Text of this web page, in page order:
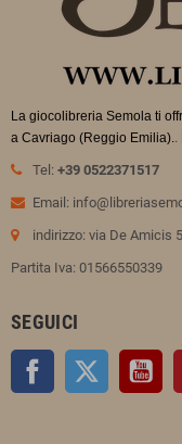
La giocolibreria Semola ti
a Cavriago (Reggio Emilia)..
Tel: +39 0522371517
Email:
indirizzo: via De Amicis
Partita Iva: 01566550339
SEGUICI
Facebook Twitter